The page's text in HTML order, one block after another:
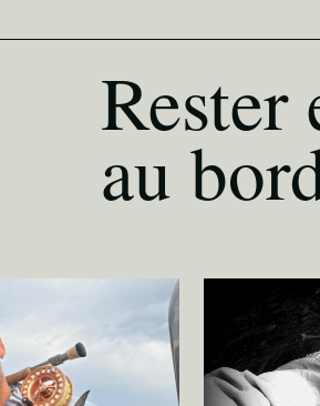
Rester
au